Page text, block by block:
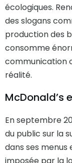
écologiques.
des slogans
production des
consomme
communication
réalité.
McDonald’s
En septembre
du public sur la
dans ses